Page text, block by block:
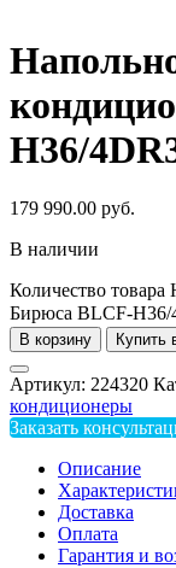
H36/
179 990.00 руб.
В наличии
Количество
Бирюса BLCF-H36/
В корзину Купить
Артикул: 224320
кондиционеры
Заказать
Описание
Доставка
Оплата
Гарантия и